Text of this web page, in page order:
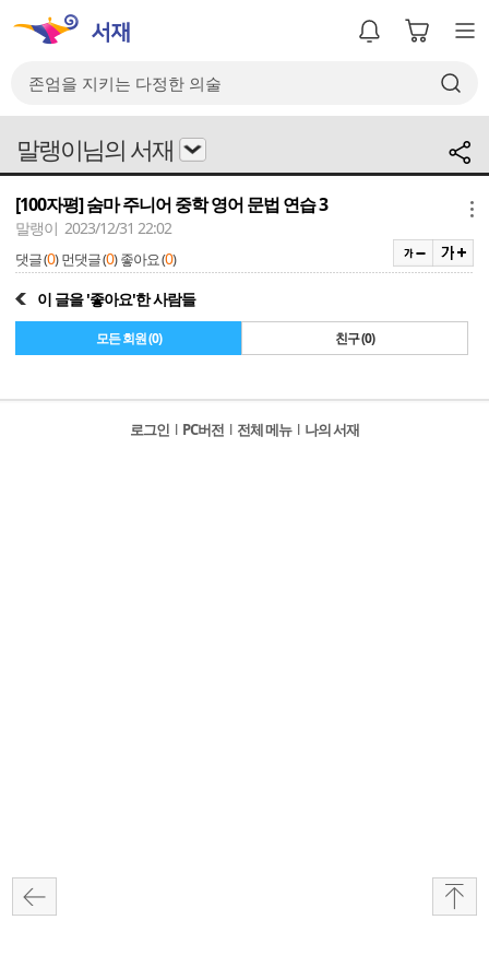
말랭이님의 서재
[100자평] 숨마 주니어 중학 영어 문법 연습 3
말랭이 2023/12/31 22:02
댓글 (0) 먼댓글 (0) 좋아요 (0)
이 글을 '좋아요'한 사람들
모든 회원 (0) 친구 (0)
로그인 l PC버전 l 전체 메뉴 l 나의 서재